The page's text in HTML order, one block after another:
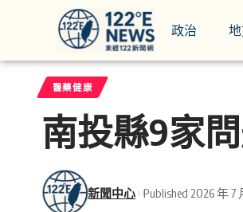
政治
醫藥健康
南投縣9家
新聞中心 Published 2026 年 7